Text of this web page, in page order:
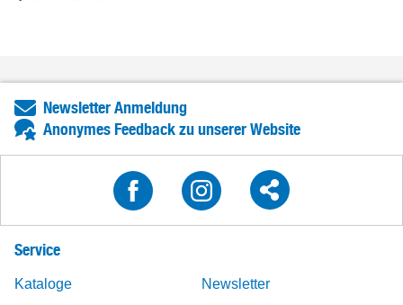
Newsletter Anmeldung
Anonymes Feedback zu unserer Website
Service
Kataloge
Newsletter